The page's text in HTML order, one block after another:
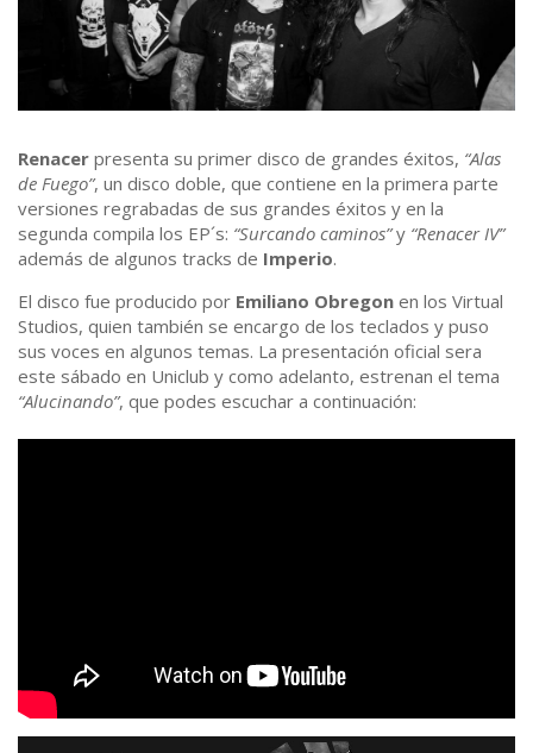
Renacer ​ presenta su primer disco de grandes éxitos, “Alas
de Fuego”, un disco doble, que contiene en la primera parte
versiones regrabadas de sus grandes éxitos y en la
segunda compila los EP´s: “Surcando caminos”y “Renacer IV”
además de algunos tracks de Imperio.
El disco fue producido por Emiliano Obregon en los Virtual
Studios, quien también se encargo de los teclados y puso
sus voces en algunos temas. La presentación oficial sera
este sábado en Uniclub y como adelanto, estrenan el tema
“Alucinando”, que podes escuchar a continuación: